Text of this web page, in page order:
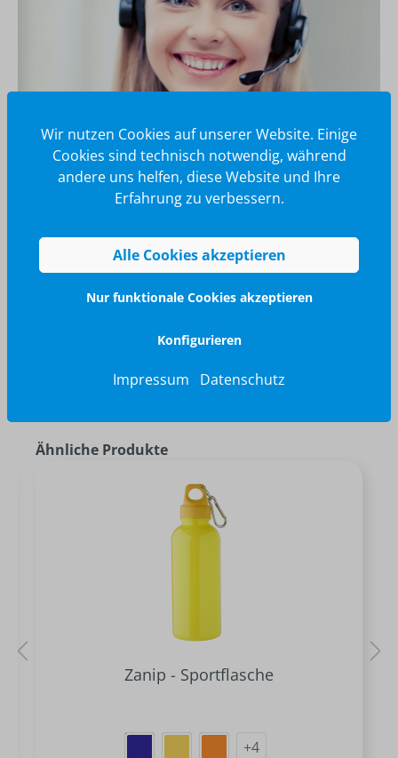
Wir glänzen für Sie
info@brilliant-promotion.com
Jetzt anfragen
Ähnliche Produkte
Zanip - Sportflasche
+4
Wir nutzen Cookies auf unserer Website. Einige
Cookies sind technisch notwendig, während
andere uns helfen, diese Website und Ihre
Erfahrung zu verbessern.
Alle Cookies akzeptieren
Nur funktionale Cookies akzeptieren
Konfigurieren
Impressum Datenschutz